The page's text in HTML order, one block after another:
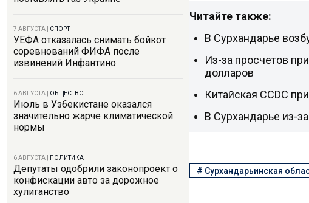
7 АВГУСТА СПОРТ
УЕФА отказалась снимать бойкот
соревнований ФИФА после
извинений Инфантино
6 АВГУСТА ОБЩЕСТВО
Июль в Узбекистане оказался
значительно жарче климатической
нормы
6 АВГУСТА ПОЛИТИКА
Депутаты одобрили законопроект о
конфискации авто за дорожное
хулиганство
Читайте также:
В Сурхандарье
Из-за просчетов
долларов
Китайская CCDC
В Сурхандарье из-
# Сурхандарьинская